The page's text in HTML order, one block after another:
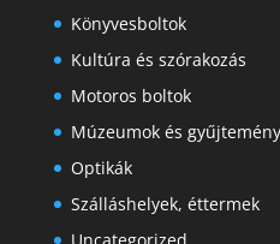
Könyvesboltok
Kultúra és szórakozás
Motoros boltok
Múzeumok és
Optikák
Szálláshelyek, éttermek